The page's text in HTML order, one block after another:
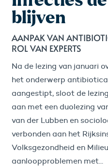
blijven
AANPAK VAN
ROL VAN EXPERTS
Na de lezing van januari
het onderwerp
aangestipt, sloot de
aan met een duolezing
van der Lubben en
verbonden aan het
Volksgezondheid en
aanloopproblemen met...